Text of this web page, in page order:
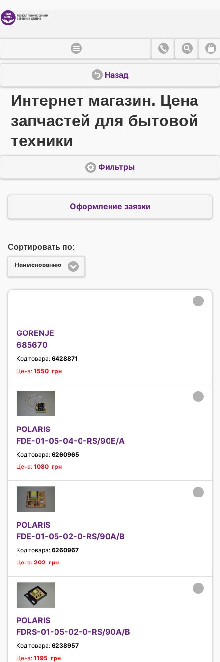
Назад
Интернет магазин. Цена
запчастей для бытовой
техники
Фильтры
Оформление заявки
Сортировать по:
Наименованию
GORENJE
685670
Код товара: 6428871
Цена: 1550 грн
POLARIS
FDE-01-05-04-0-RS/90E/A
Код товара: 6260965
Цена: 1080 грн
POLARIS
FDE-01-05-02-0-RS/90A/B
Код товара: 6260967
Цена: 202 грн
POLARIS
FDRS-01-05-02-0-RS/90A/B
Код товара: 6238957
Цена: 1195 грн